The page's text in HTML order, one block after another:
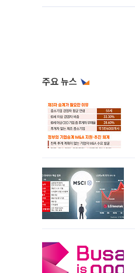
주요 뉴스